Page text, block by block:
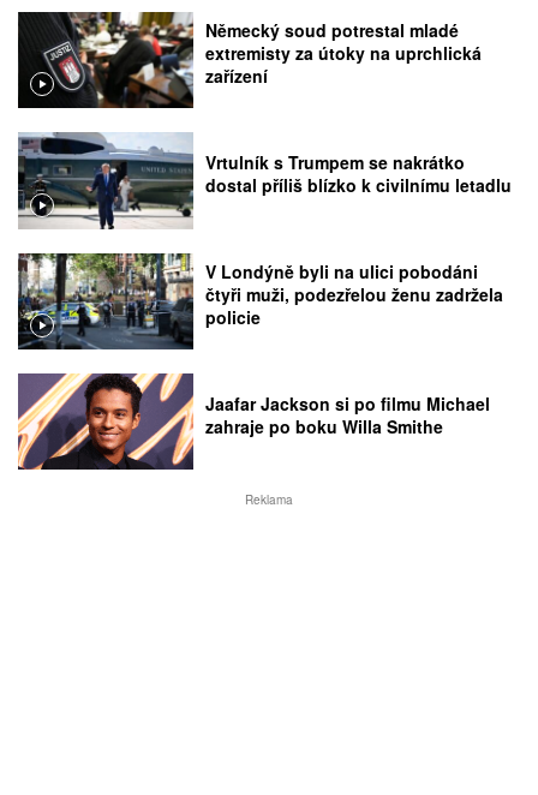
Německý soud potrestal mladé
extremisty za útoky na uprchlická
zařízení
Vrtulník s Trumpem se nakrátko
dostal příliš blízko k civilnímu letadlu
V Londýně byli na ulici pobodáni
čtyři muži, podezřelou ženu zadržela
policie
Jaafar Jackson si po filmu Michael
zahraje po boku Willa Smithe
Reklama